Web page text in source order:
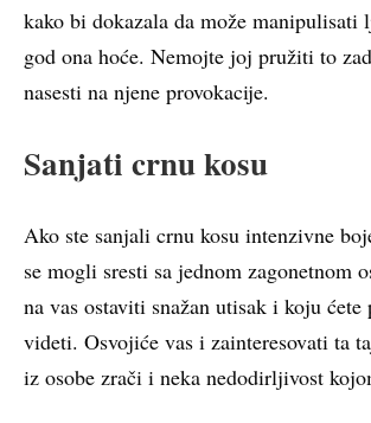
kako bi dokazala da može manipulisati
god ona hoće. Nemojte joj pružiti to
nasesti na njene provokacije.
Sanjati crnu kosu
Ako ste sanjali crnu kosu intenzivne
se mogli sresti sa jednom zagonetnom
na vas ostaviti snažan utisak i koju ćete
videti. Osvojiće vas i zainteresovati ta
iz osobe zrači i neka nedodirljivost